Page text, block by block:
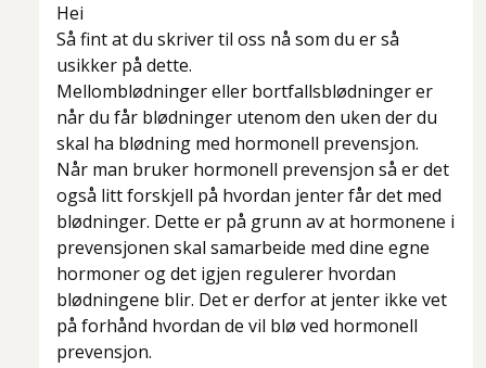
Hei
Så fint at du skriver til oss nå som du er så
usikker på dette.
Mellomblødninger eller bortfallsblødninger er
når du får blødninger utenom den uken der du
skal ha blødning med hormonell prevensjon.
Når man bruker hormonell prevensjon så er det
også litt forskjell på hvordan jenter får det med
blødninger. Dette er på grunn av at hormonene i
prevensjonen skal samarbeide med dine egne
hormoner og det igjen regulerer hvordan
blødningene blir. Det er derfor at jenter ikke vet
på forhånd hvordan de vil blø ved hormonell
prevensjon.